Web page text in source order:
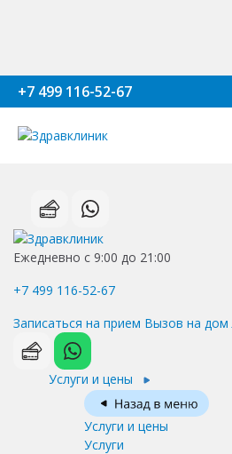
+7 499 116-52-67
Ежедневно с 9:00 до 21:00
+7 499 116-52-67
Записаться на прием Вызов на дом
Услуги и цены
Услуги и цены
Услуги